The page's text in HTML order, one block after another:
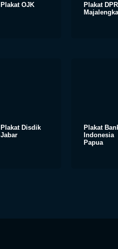
Plakat OJK
Plakat
Majalengka
Plakat Disdik
Jabar
Plakat
Indonesia
Papua